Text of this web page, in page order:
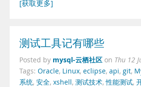
[获取更多]
测试工具记有哪些
Posted by mysql-云栖社区 on Thu 12
Tags: Oracle, Linux, eclipse, api, git,
系统, 安全, xshell, 测试技术,性能测试,